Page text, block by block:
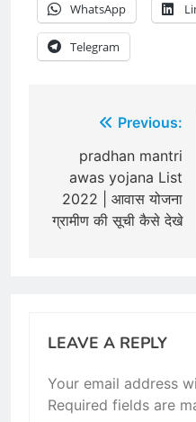
WhatsApp
Telegram
navigation
Previous:
pradhan mantri
awas yojana List
2022 | आवास योजना
ग्रामीण की सूची कैसे देखे
LEAVE A REPLY
Your email address
Required fields are